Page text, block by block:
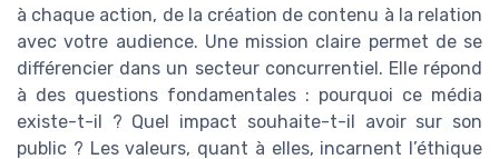
à chaque action, de la création de contenu à la relation
avec votre audience. Une mission claire permet de se
différencier dans un secteur concurrentiel. Elle répond
à des questions fondamentales : pourquoi ce média
existe-t-il ? Quel impact souhaite-t-il avoir sur son
public ? Les valeurs, quant à elles, incarnent l’éthique